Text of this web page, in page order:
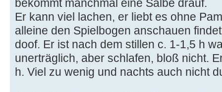
bekommt manchmal eine Salbe drauf.
Er kann viel lachen, er liebt es ohne
alleine den Spielbogen anschauen
doof. Er ist nach dem stillen c. 1-1,5 h
unerträglich, aber schlafen, bloß nicht.
h. Viel zu wenig und nachts auch nicht